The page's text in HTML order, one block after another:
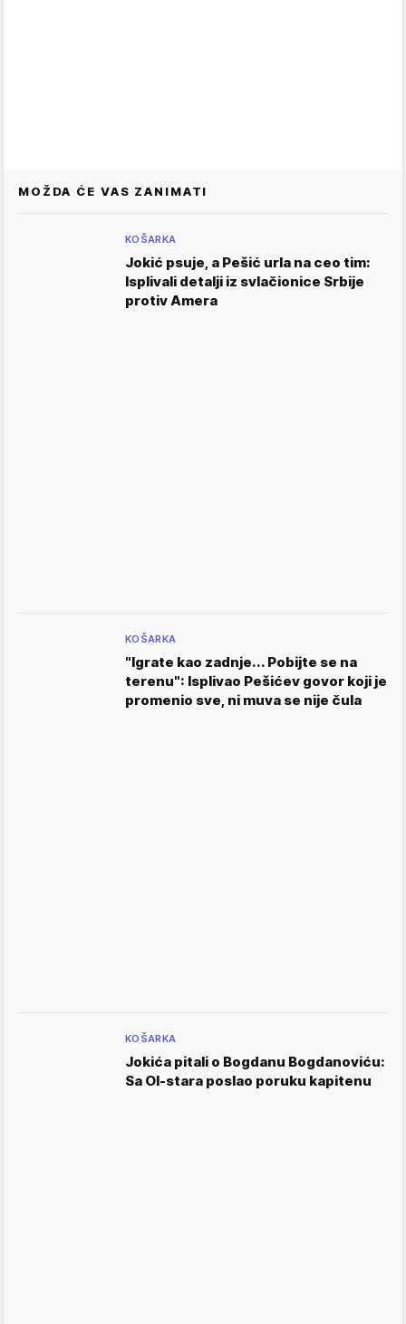
MOŽDA ĆE VAS ZANIMATI
KOŠARKA
Jokić psuje, a Pešić urla na ceo tim:
Isplivali detalji iz svlačionice Srbije
protiv Amera
KOŠARKA
"Igrate kao zadnje... Pobijte se na
terenu": Isplivao Pešićev govor koji je
promenio sve, ni muva se nije čula
KOŠARKA
Jokića pitali o Bogdanu Bogdanoviću:
Sa Ol-stara poslao poruku kapitenu